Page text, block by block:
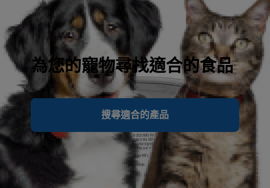
為您的寵物尋找適合的食品
搜尋適合的產品